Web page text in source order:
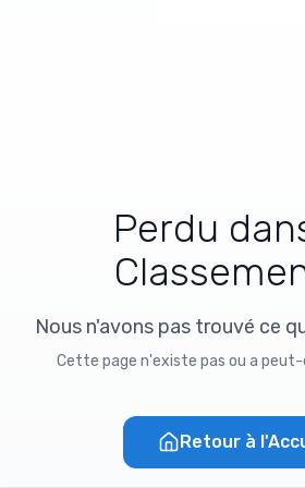
Perdu
Nous n'avons pas trouvé ce
Cette page n'existe pas ou a
Retour à